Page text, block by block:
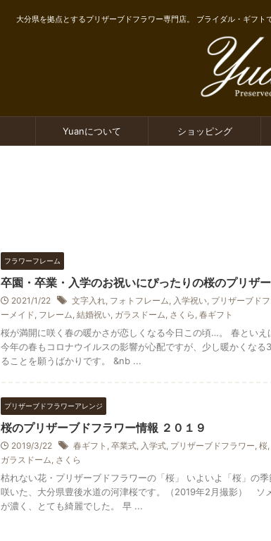
大分県を拠点とするプリザーブドフラワー専門店。 ブライダル・ギフト
Yuanについて ショッピング
フラワーフレーム
卒園・卒業・入学のお祝いにぴったりの桜のプリザ
2021/1/22 文字入れ フォトフレーム 入学祝い プリザーブド
ーメイド フレーム 結婚祝い ガラスドーム さくら 春ギフト
桜が満開に咲く春の暖かさが恋しくなる今日この頃…。 春といえ
今年の春もコロナウイルスの影響が心配ですが、少し暖かくな
ることを願うばかりです。 &nb ...
プリザーブドフラワーアレンジ
桜のプリザーブドフラワー情報 ２０１９
2019/3/22 春ギフト 卒業式 入学式 プリザーブドフラワー 桜
ガラスドーム さくら
枯れない花・プリザーブドフラワーの「桜」 いよいよ「桜」の季
咲いた、大分県豊後水道の河津桜です。（2019年2月撮影） ソ
が濃く、とても綺麗でした。 早 ...